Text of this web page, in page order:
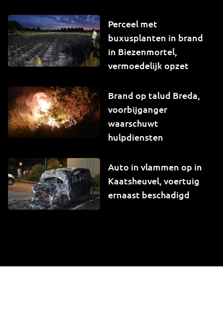
Perceel met
buxusplanten in brand
in Biezenmortel,
vermoedelijk opzet
Brand op talud Breda,
voorbijganger
waarschuwt
hulpdiensten
Auto in vlammen op in
Kaatsheuvel, voertuig
ernaast beschadigd